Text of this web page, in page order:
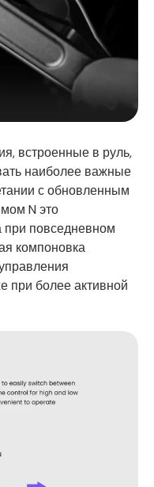
встроенные в руль,
наиболее важные
с обновленным
N это
при повседневном
компоновка
при более активной